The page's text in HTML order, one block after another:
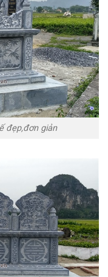
đẹp,đơn giản